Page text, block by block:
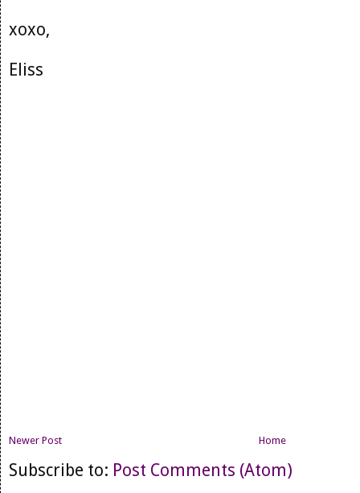
xoxo,
Eliss
Newer Post Home
Subscribe to: Post Comments (Atom)